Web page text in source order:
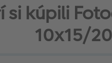
kúpili
10x15/